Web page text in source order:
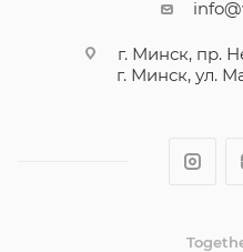
г. Минск, пр.
г. Минск, ул.